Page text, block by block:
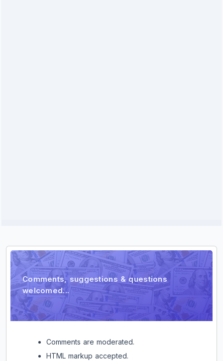
Comments, suggestions & questions
welcomed...
Comments are moderated.
HTML markup accepted.
Kommentar